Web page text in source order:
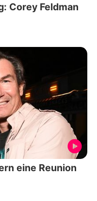
Corey Feldman
eine Reunion